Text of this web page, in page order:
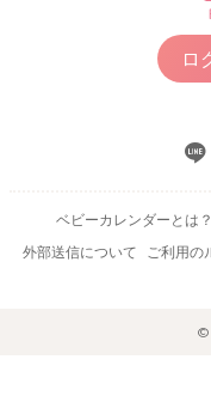
ロ
ベビーカレンダーとは？
外部送信について
ご利用の
©